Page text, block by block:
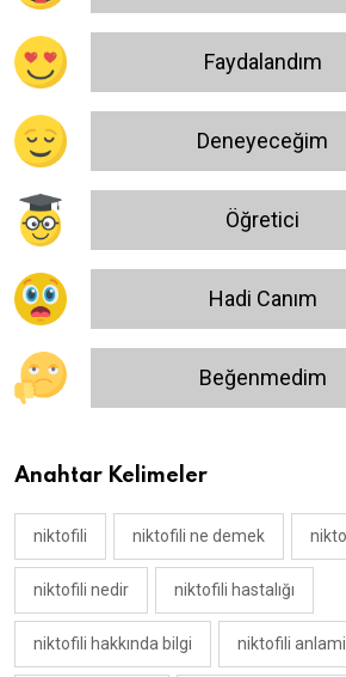
Faydalandım
Deneyeceğim
Öğretici
Hadi Canım
Beğenmedim
Anahtar Kelimeler
niktofili niktofili ne demek
niktofili nedir niktofili hastalığı
niktofili hakkında bilgi niktofili anlami